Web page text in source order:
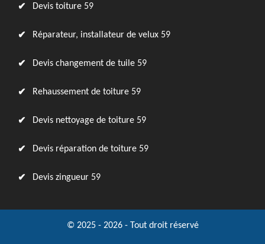
Devis toiture 59
Réparateur, installateur de velux 59
Devis changement de tuile 59
Rehaussement de toiture 59
Devis nettoyage de toiture 59
Devis réparation de toiture 59
Devis zingueur 59
© 2025 - 2026 - Tout droit réservé